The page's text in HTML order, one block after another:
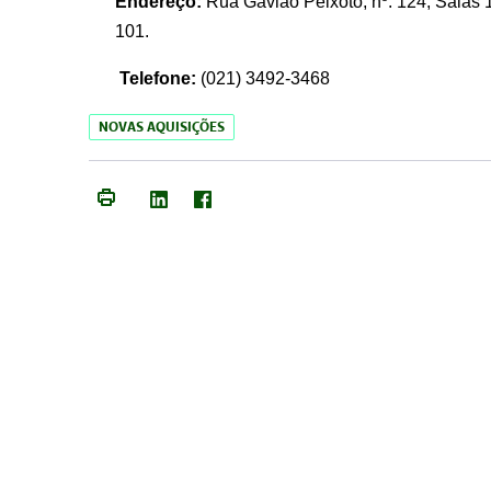
101.
Telefone: (021) 3492-3468
NOVAS AQUISIÇÕES